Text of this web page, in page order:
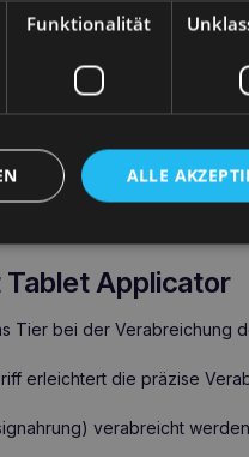
soll. Der Applikator mit
Kaninchen,
und sicher
Tablet Applicator
Tier bei der Verabreichung
erleichtert die präzise
verabreicht
Funktionalität
ALLE